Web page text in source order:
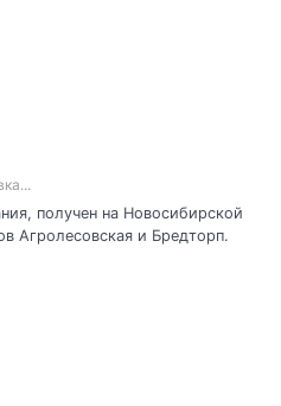
получен на Новосибирской
Агролесовская и Бредторп.